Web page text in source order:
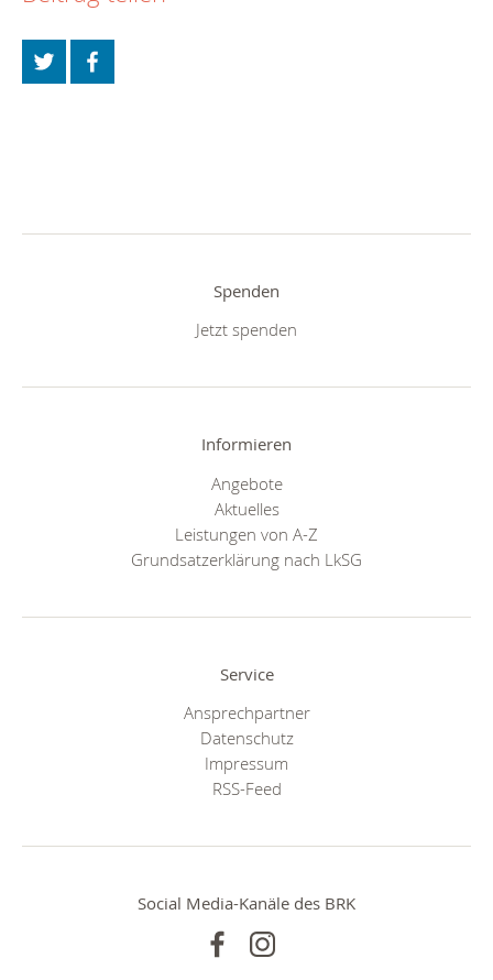
Spenden
Jetzt spenden
Informieren
Angebote
Aktuelles
Leistungen von A-Z
Grundsatzerklärung nach LkSG
Service
Ansprechpartner
Datenschutz
Impressum
RSS-Feed
Social Media-Kanäle des BRK